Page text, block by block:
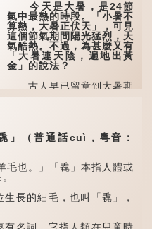
今天是大暑，是24節
氣中最熱的時段。「小暑不
算熱，大暑正伏天」，可見
這個節氣期間陽光猛烈，天
氣酷熱。不過，為甚麼又有
「大暑連天陰，遍地出黃
金」的說法？
古人早已留意到大暑期
行。」意思是說，大暑時節
螢火蟲出生，土地濕熱，常
（普通話cuì，粵音：
也。」「毳」本指人體或
長的細毛，也叫「毳」，